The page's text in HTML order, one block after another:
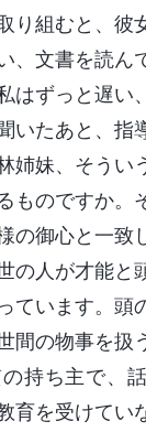
り組むと、彼
、文書を読ん
はずっと遅い
いたあと、指
姉妹、そうい
ものですか。
の御心と一致
の人が才能と
ています。頭
間の物事を扱
持ち主で、
育を受けてい